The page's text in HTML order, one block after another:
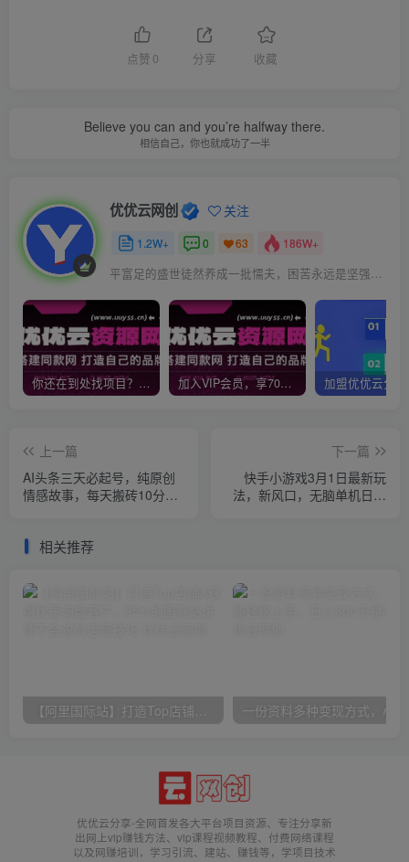
点赞 0 分享 收藏
Believe you can and you’re halfway there.
相信自己，你也就成功了一半
优优云网创 关注
1.2W+ 0 63 186W+
平富足的盛世徒然养成一批懦夫，困苦永远是坚强之母
你还在到处找项目？还在当韭菜？我靠网创资源站一个月收入5万+，曾经我也是个失败者。 加入VIP会员，享70%的推广提成，免费学习多种网上创业课程，菜鸟秒变大神！
上一篇
AI头条三天必起号，纯原创
情感故事，每天搬砖10分
下一篇
快手小游戏3月1日最新玩
法，新风口，无脑单机日入
相关推荐
优优云分享-全网首发各大平台项目资源、专注分享新
出网上vip赚钱方法、vip课程视频教程、付费网络课程
以及网赚培训，学习引流、建站、赚钱等，学项目技术